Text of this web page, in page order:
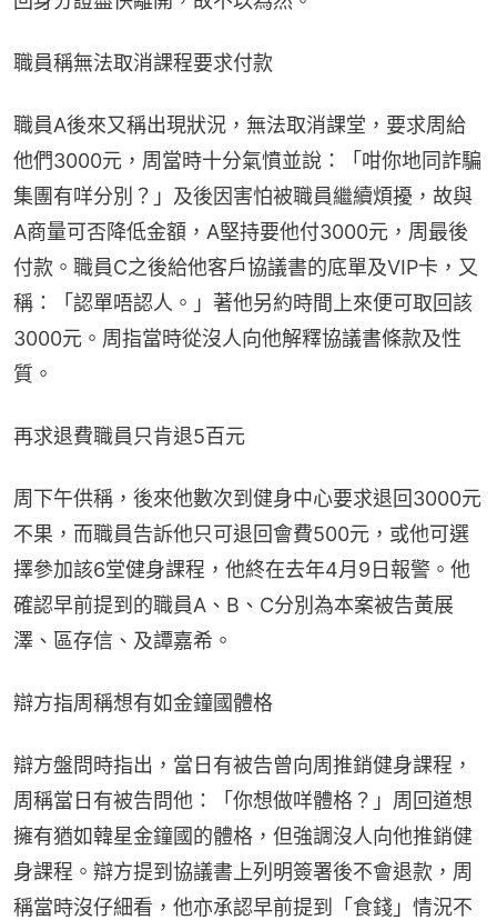
職員稱無法取消課程要求付款
職員A後來又稱出現狀況，無法取消課堂，要求周給
他們3000元，周當時十分氣憤並說：「咁你地同詐騙
集團有咩分別？」及後因害怕被職員繼續煩擾，故與
A商量可否降低金額，A堅持要他付3000元，周最後
付款。職員C之後給他客戶協議書的底單及VIP卡，又
稱：「認單唔認人。」著他另約時間上來便可取回該
3000元。周指當時從沒人向他解釋協議書條款及性
質。
再求退費職員只肯退5百元
周下午供稱，後來他數次到健身中心要求退回3000元
不果，而職員告訴他只可退回會費500元，或他可選
擇參加該6堂健身課程，他終在去年4月9日報警。他
確認早前提到的職員A、B、C分別為本案被告黃展
澤、區存信、及譚嘉希。
辯方指周稱想有如金鐘國體格
辯方盤問時指出，當日有被告曾向周推銷健身課程，
周稱當日有被告問他：「你想做咩體格？」周回道想
擁有猶如韓星金鐘國的體格，但強調沒人向他推銷健
身課程。辯方提到協議書上列明簽署後不會退款，周
稱當時沒仔細看，他亦承認早前提到「食錢」情況不